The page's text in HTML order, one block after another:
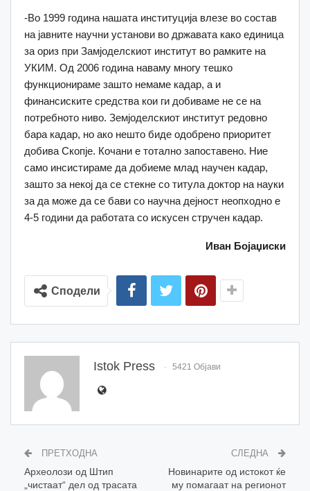
-Во 1999 година нашата институција влезе во состав
на јавните научни установи во државата како единица
за ориз при Замјоделскиот институт во рамките на
УКИМ. Од 2006 година наваму многу тешко
функционираме зашто немаме кадар, а и
финансиските средства кои ги добиваме не се на
потребното ниво. Земјоделскиот институт редовно
бара кадар, но ако нешто биде одобрено приоритет
добива Скопје. Кочани е тотално запоставено. Ние
само инсистираме да добиеме млад научен кадар,
зашто за некој да се стекне со титула доктор на науки
за да може да се бави со научна дејност неопходно е
4-5 години да работата со искусен стручен кадар.
Иван Бојаџиски
Сподели
Istok Press 5421 Објави
ПРЕТХОДНА
Археолози од Штип
„чистаат“ дел од трасата
СЛЕДНА
Новинарите од истокот ќе
му помагаат на регионот